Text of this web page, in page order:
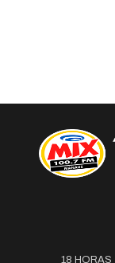
18 HORAS